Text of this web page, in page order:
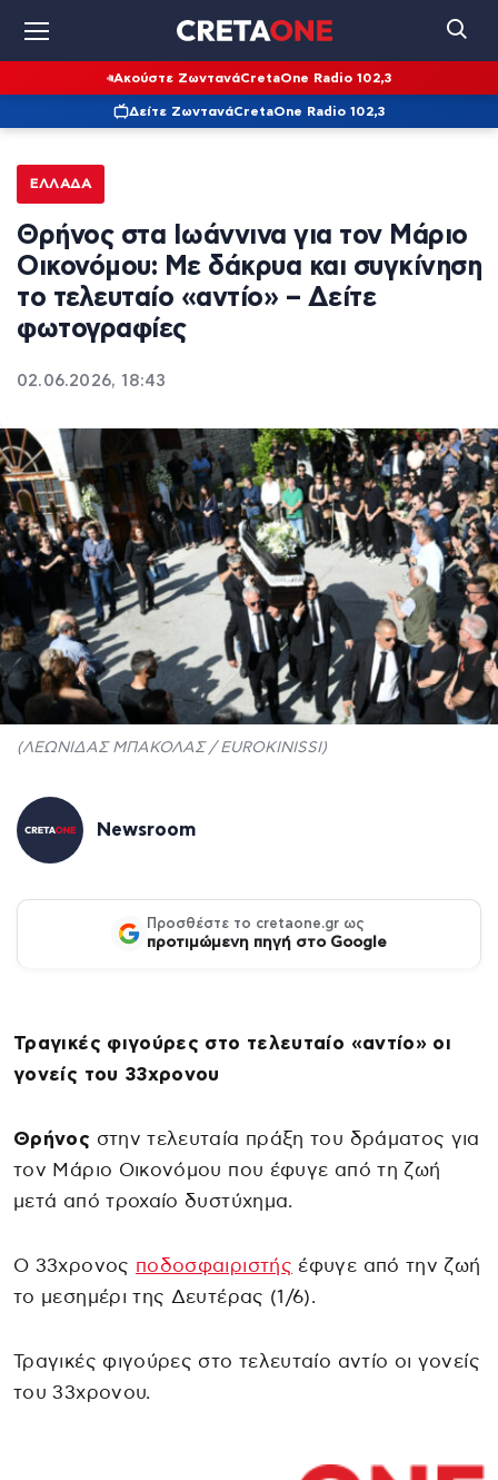
Ακούστε ΖωντανάCretaOne Radio 102,3
Δείτε ΖωντανάCretaOne Radio 102,3
ΕΛΛΆΔΑ
Θρήνος στα Ιωάννινα για τον Μάριο
Οικονόμου: Με δάκρυα και συγκίνηση
το τελευταίο «αντίο» – Δείτε
φωτογραφίες
02.06.2026, 18:43
(ΛΕΩΝΙΔΑΣ ΜΠΑΚΟΛΑΣ / EUROKINISSI)
Newsroom
Προσθέστε το cretaone.gr ως
προτιμώμενη πηγή στο Google
Τραγικές φιγούρες στο τελευταίο «αντίο» οι
γονείς του 33χρονου
Θρήνος στην τελευταία πράξη του δράματος για
τον Μάριο Οικονόμου που έφυγε από τη ζωή
μετά από τροχαίο δυστύχημα.
Ο 33χρονος ποδοσφαιριστής έφυγε από την ζωή
το μεσημέρι της Δευτέρας (1/6).
Τραγικές φιγούρες στο τελευταίο αντίο οι γονείς
του 33χρονου.